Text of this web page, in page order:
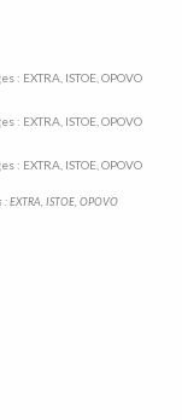
: EXTRA, ISTOE, OPOVO